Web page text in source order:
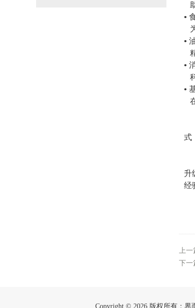
•
•
•
•
式
升
经
上一
下一
Copyright © 2026 版权所有：